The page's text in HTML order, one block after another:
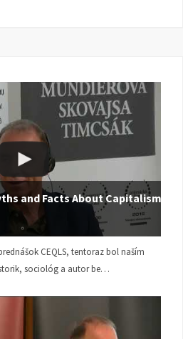
and Facts About Capitalism |
CEQLS, tentoraz bol naším
sociológ a autor be…